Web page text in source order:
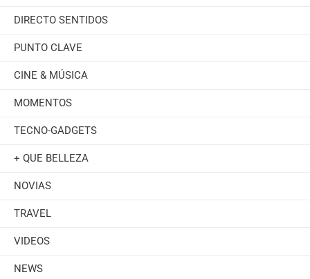
DIRECTO SENTIDOS
PUNTO CLAVE
CINE & MÚSICA
MOMENTOS
TECNO-GADGETS
+ QUE BELLEZA
NOVIAS
TRAVEL
VIDEOS
NEWS